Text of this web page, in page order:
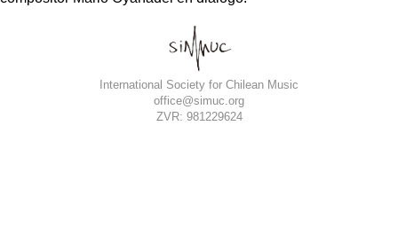
International Society for Chilean Music
office@simuc.org
ZVR: 981229624